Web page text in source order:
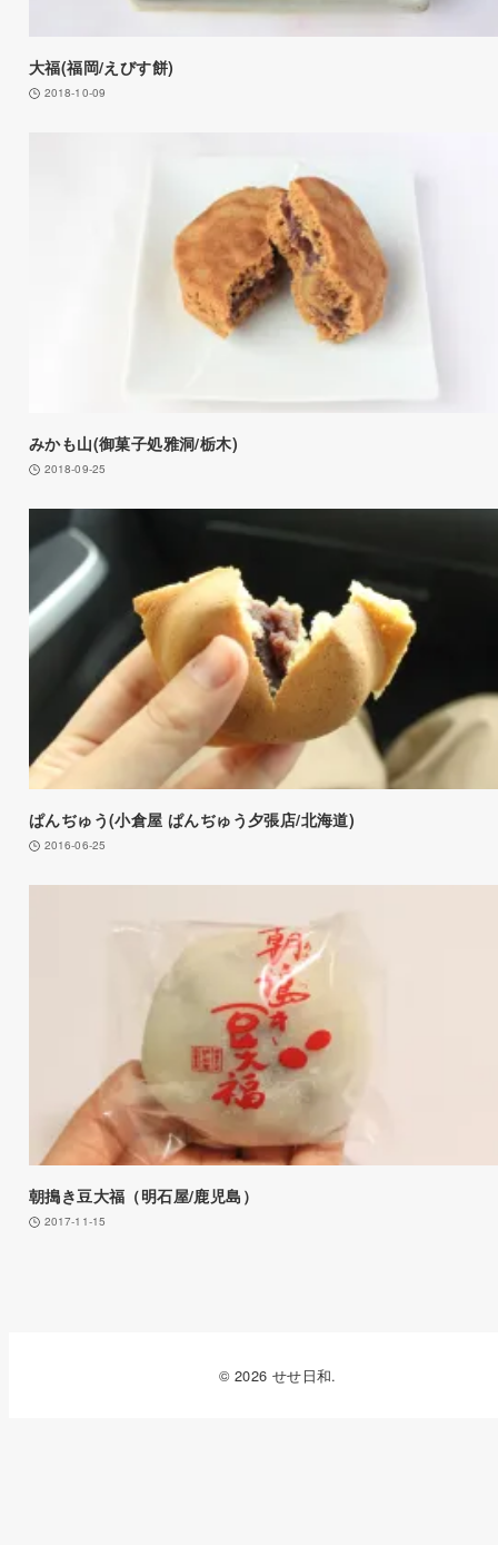
大福(福岡/えびす餅)
2018-10-09
みかも山(御菓子処雅洞/栃木)
2018-09-25
ぱんぢゅう(小倉屋 ぱんぢゅう夕張店/北海道)
2016-06-25
朝搗き豆大福（明石屋/鹿児島）
2017-11-15
© 2026 せせ日和.